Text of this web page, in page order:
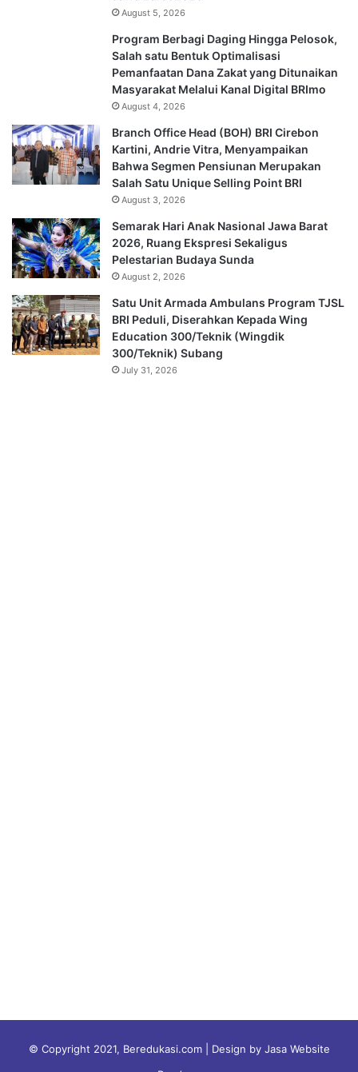
August 5, 2026
Program Berbagi Daging Hingga Pelosok,
Salah satu Bentuk Optimalisasi
Pemanfaatan Dana Zakat yang Ditunaikan
Masyarakat Melalui Kanal Digital BRImo
August 4, 2026
Branch Office Head (BOH) BRI Cirebon
Kartini, Andrie Vitra, Menyampaikan
Bahwa Segmen Pensiunan Merupakan
Salah Satu Unique Selling Point BRI
August 3, 2026
Semarak Hari Anak Nasional Jawa Barat
2026, Ruang Ekspresi Sekaligus
Pelestarian Budaya Sunda
August 2, 2026
Satu Unit Armada Ambulans Program TJSL
BRI Peduli, Diserahkan Kepada Wing
Education 300/Teknik (Wingdik
300/Teknik) Subang
July 31, 2026
© Copyright 2021, Beredukasi.com | Design by Jasa Website